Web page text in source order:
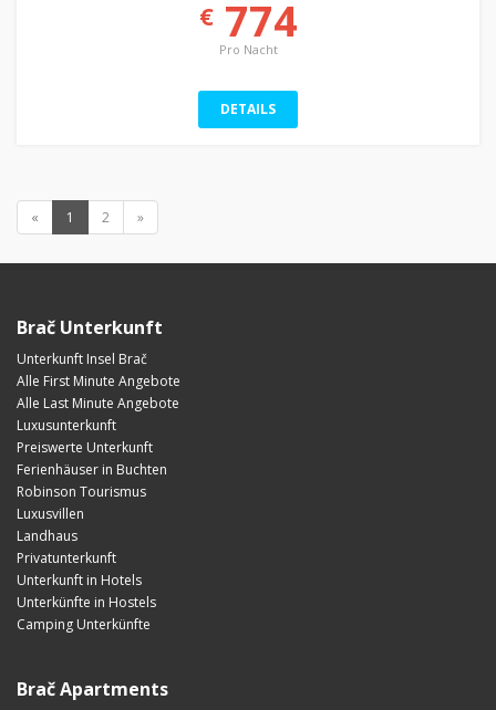
€774
Pro Nacht
DETAILS
« 1 2 »
Brač Unterkunft
Unterkunft Insel Brač
Alle First Minute Angebote
Alle Last Minute Angebote
Luxusunterkunft
Preiswerte Unterkunft
Ferienhäuser in Buchten
Robinson Tourismus
Luxusvillen
Landhaus
Privatunterkunft
Unterkunft in Hotels
Unterkünfte in Hostels
Camping Unterkünfte
Brač Apartments